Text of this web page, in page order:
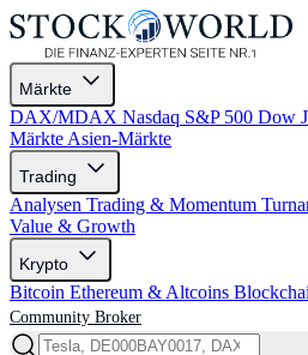
Märkte
DAX/MDAX Nasdaq S&P 500 Dow
Märkte Asien-Märkte
Trading
Analysen Trading & Momentum
Value & Growth
Krypto
Bitcoin Ethereum & Altcoins
Community Broker